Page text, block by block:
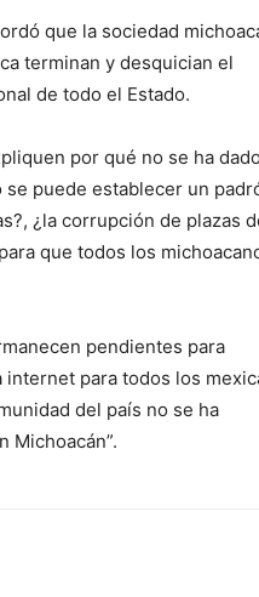
que la sociedad
terminan y desquician el
de todo el Estado.
por qué no se ha
puede establecer un
¿la corrupción de plazas
que todos los
pendientes para
para todos los
del país no se ha
Michoacán”.